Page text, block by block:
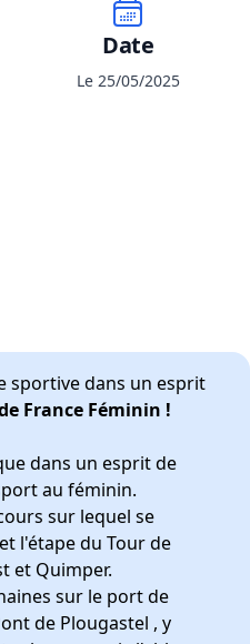
Date
Le 25/05/2025
sportive dans un esprit
France Féminin !
dans un esprit de
au féminin.
sur lequel se
l'étape du Tour de
et Quimper.
sur le port de
de Plougastel , y